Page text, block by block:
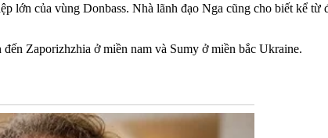
lớn của vùng Donbass. Nhà lãnh đạo Nga cũng cho biết kể từ
Zaporizhzhia ở miền nam và Sumy ở miền bắc Ukraine.